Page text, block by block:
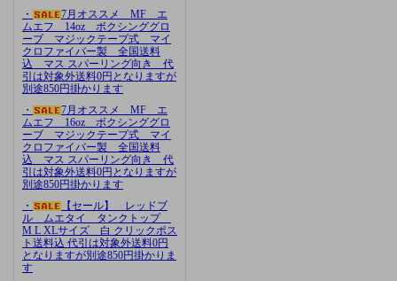
・
7月オススメ MF エ
ムエフ 14oz ボクシンググロ
ーブ マジックテープ式 マイ
クロファイバー製 全国送料
込 マス スパーリング向き 代
引は対象外送料0円となりますが
別途850円掛かります
・
7月オススメ MF エ
ムエフ 16oz ボクシンググロ
ーブ マジックテープ式 マイ
クロファイバー製 全国送料
込 マス スパーリング向き 代
引は対象外送料0円となりますが
別途850円掛かります
・
【セール】 レッドブ
ル ムエタイ タンクトップ
M L XLサイズ 白 クリックポス
ト送料込 代引は対象外送料0円
となりますが別途850円掛かりま
す